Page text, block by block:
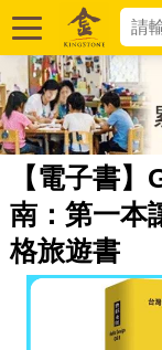
【電子書
南：第一本
格旅遊書